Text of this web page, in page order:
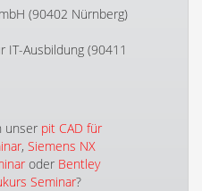
(90402 Nürnberg)
IT-Ausbildung (90411
unser pit CAD für
, Siemens NX
oder Bentley
Seminar?